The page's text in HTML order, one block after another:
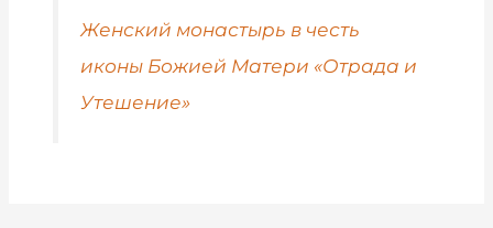
Женский монастырь в честь
иконы Божией Матери «Отрада и
Утешение»